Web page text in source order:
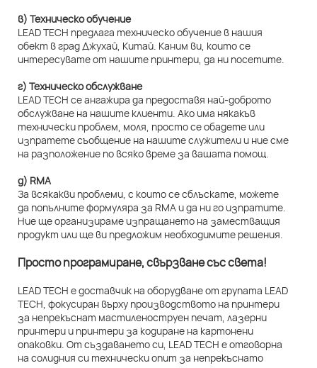
в) Техническо обучение
LEAD TECH предлага техническо обучение в нашия
обект в град Джухай, Китай. Каним ви, които се
интересувате от нашите принтери, да ни посетите.
г) Техническо обслужване
LEAD TECH се ангажира да предоставя най-доброто
обслужване на нашите клиенти. Ако има някакъв
технически проблем, моля, просто се обадете или
изпратете съобщение на нашите служители и ние сме
на разположение по всяко време за вашата помощ.
д) RMA
За всякакви проблеми, с които се сблъскате, можете
да попълните формуляра за RMA и да ни го изпратите.
Ние ще организираме изпращането на заместващия
продукт или ще ви предложим необходимите решения.
Просто програмиране, свързване със света!
LEAD TECH е доставчик на оборудване от групата LEAD
TECH, фокусиран върху производството на принтери
за непрекъснат мастиленоструен печат, лазерни
принтери и принтери за кодиране на картонени
опаковки. От създаването си, LEAD TECH е отговорна
на солидния си технически опит за непрекъснато